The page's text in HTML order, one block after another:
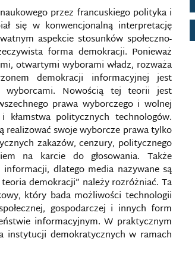
przez francuskiego polityka i
się w konwencjonalną interpretację
aspekcie stosunków społeczno-
forma demokracji. Ponieważ
otwartymi wyborami władz, rozważa
demokracji informacyjnej jest
wyborcami. Nowością tej teorii jest
prawa wyborczego i wolnej
politycznych technologów.
swoje wyborcze prawa tylko
zakazów, cenzury, politycznego
na karcie do głosowania. Także
dlatego media nazywane są
demokracji” należy rozróżniać. Ta
który bada możliwości technologii
gospodarczej i innych form
informacyjnym. W praktycznym
instytucji demokratycznych w ramach